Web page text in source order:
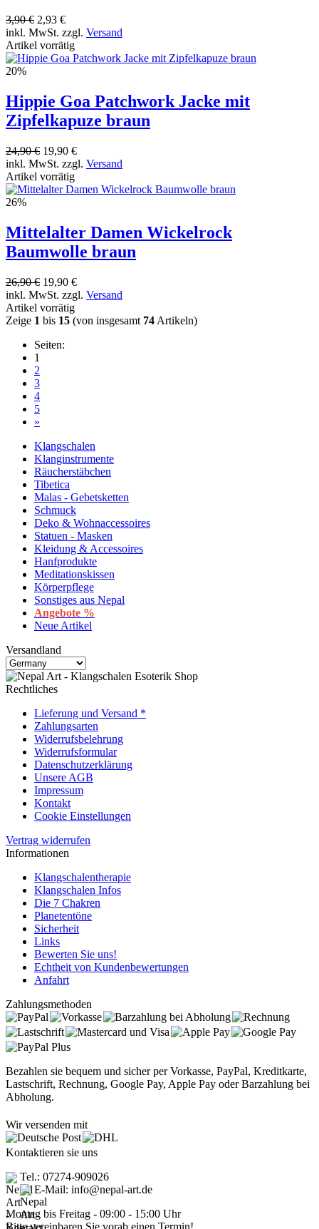
3,90 € 2,93 €
inkl. MwSt. zzgl. Versand
Artikel vorrätig
20%
Hippie Goa Patchwork Jacke mit
Zipfelkapuze braun
24,90 € 19,90 €
inkl. MwSt. zzgl. Versand
Artikel vorrätig
26%
Mittelalter Damen Wickelrock
Baumwolle braun
26,90 € 19,90 €
inkl. MwSt. zzgl. Versand
Artikel vorrätig
Zeige 1 bis 15 (von insgesamt 74 Artikeln)
Seiten:
1
2
3
4
5
»
Klangschalen
Klanginstrumente
Räucherstäbchen
Tibetica
Malas - Gebetsketten
Schmuck
Deko & Wohnaccessoires
Statuen - Masken
Kleidung & Accessoires
Hanfprodukte
Meditationskissen
Körperpflege
Sonstiges aus Nepal
Angebote %
Neue Artikel
Versandland
Rechtliches
Lieferung und Versand *
Zahlungsarten
Widerrufsbelehrung
Widerrufsformular
Datenschutzerklärung
Unsere AGB
Impressum
Kontakt
Cookie Einstellungen
Vertrag widerrufen
Informationen
Klangschalentherapie
Klangschalen Infos
Die 7 Chakren
Planetentöne
Sicherheit
Links
Bewerten Sie uns!
Echtheit von Kundenbewertungen
Anfahrt
Zahlungsmethoden
Bezahlen sie bequem und sicher per Vorkasse, PayPal, Kreditkarte,
Lastschrift, Rechnung, Google Pay, Apple Pay oder Barzahlung bei
Abholung.
Wir versenden mit
Kontaktieren sie uns
Tel.: 07274-909026
E-Mail: info@nepal-art.de
Montag bis Freitag - 09:00 - 15:00 Uhr
Bitte vereinbaren Sie vorab einen Termin!